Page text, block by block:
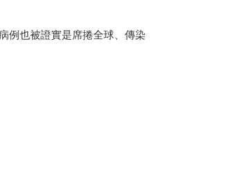
例也被證實是席捲全球、傳染